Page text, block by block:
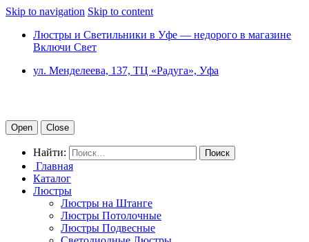
Skip to navigation Skip to content
Люстры и Светильники в Уфе — недорого в магазине
Включи Свет
ул. Менделеева, 137, ТЦ «Радуга», Уфа
Open Close
Найти:
Главная
Каталог
Люстры
Люстры на Штанге
Люстры Потолочные
Люстры Подвесные